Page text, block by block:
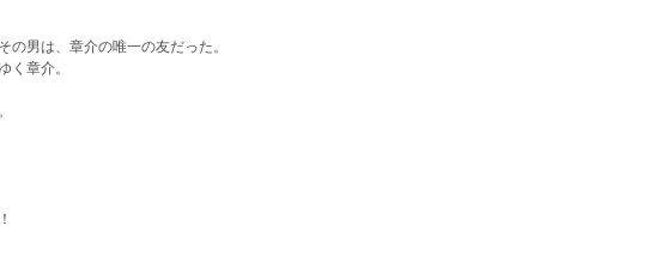
男は、章介の唯一の友だった。
く章介。